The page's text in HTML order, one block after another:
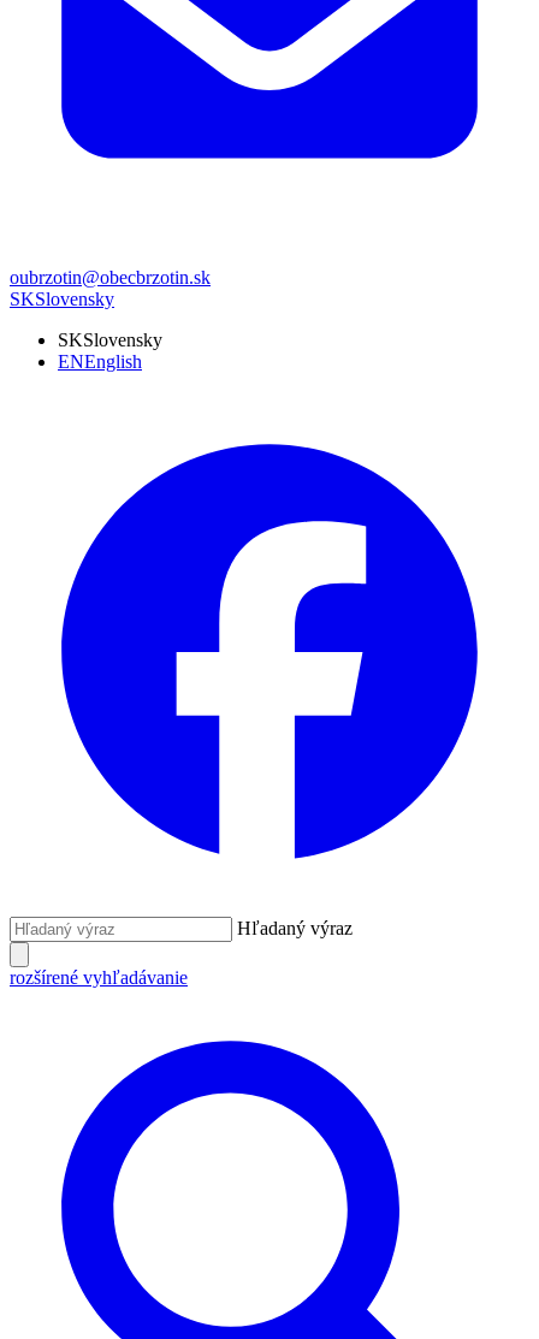
oubrzotin@obecbrzotin.sk
SKSlovensky
SKSlovensky
ENEnglish
Hľadaný výraz
rozšírené vyhľadávanie